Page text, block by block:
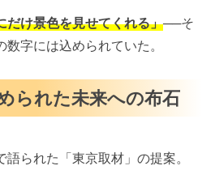
だけ景色を見せてくれる」──そ
字には込められていた。
られた未来への布石
られた「東京取材」の提案。